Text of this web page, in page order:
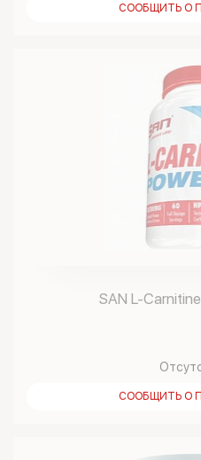
СООБЩИТЬ О
SAN L-
СООБЩИТЬ О